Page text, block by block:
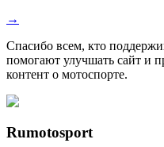
→
Спасибо всем, кто
помогают улучшать сайт и
контент о мотоспорте.
Rumotosport